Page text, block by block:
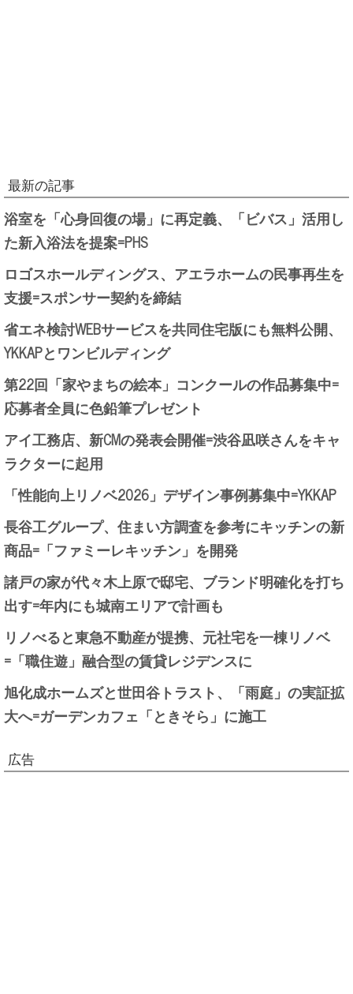
最新の記事
浴室を「心身回復の場」に再定義、「ビバス」活用し
た新入浴法を提案=PHS
ロゴスホールディングス、アエラホームの民事再生を
支援=スポンサー契約を締結
省エネ検討WEBサービスを共同住宅版にも無料公開、
YKKAPとワンビルディング
第22回「家やまちの絵本」コンクールの作品募集中=
応募者全員に色鉛筆プレゼント
アイ工務店、新CMの発表会開催=渋谷凪咲さんをキャ
ラクターに起用
「性能向上リノベ2026」デザイン事例募集中=YKKAP
長谷工グループ、住まい方調査を参考にキッチンの新
商品=「ファミーレキッチン」を開発
諸戸の家が代々木上原で邸宅、ブランド明確化を打ち
出す=年内にも城南エリアで計画も
リノべると東急不動産が提携、元社宅を一棟リノベ
=「職住遊」融合型の賃貸レジデンスに
旭化成ホームズと世田谷トラスト、「雨庭」の実証拡
大へ=ガーデンカフェ「ときそら」に施工
広告